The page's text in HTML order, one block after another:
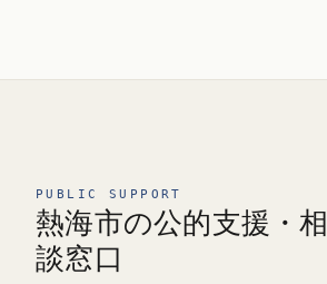
PUBLIC SUPPORT
熱海市の公的支援・相
談窓口